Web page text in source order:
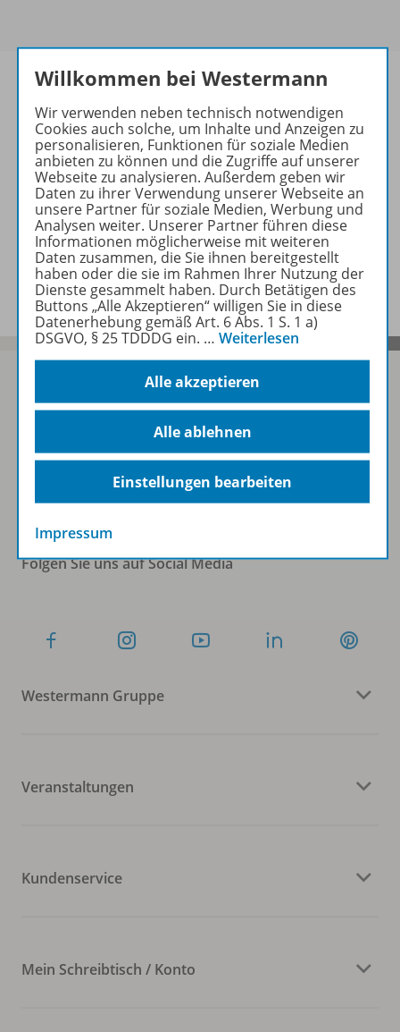
Produktinformationen
Zugehörige Produkte
Benachrichtigungs-Service
Zum Newsletter anmelden
Folgen Sie uns auf Social Media
Westermann Gruppe
Veranstaltungen
Kundenservice
Mein Schreibtisch / Konto
Willkommen bei Westermann
Wir verwenden neben technisch notwendigen
Cookies auch solche, um Inhalte und Anzeigen zu
personalisieren, Funktionen für soziale Medien
anbieten zu können und die Zugriffe auf unserer
Webseite zu analysieren. Außerdem geben wir
Daten zu ihrer Verwendung unserer Webseite an
unsere Partner für soziale Medien, Werbung und
Analysen weiter. Unserer Partner führen diese
Informationen möglicherweise mit weiteren
Daten zusammen, die Sie ihnen bereitgestellt
haben oder die sie im Rahmen Ihrer Nutzung der
Dienste gesammelt haben. Durch Betätigen des
Buttons „Alle Akzeptieren“ willigen Sie in diese
Datenerhebung gemäß Art. 6 Abs. 1 S. 1 a)
DSGVO, § 25 TDDDG ein. … Weiterlesen
Alle akzeptieren
Alle ablehnen
Einstellungen bearbeiten
Impressum